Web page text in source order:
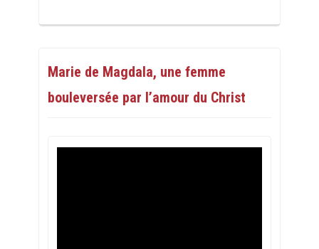
Marie de Magdala, une femme
bouleversée par l’amour du Christ